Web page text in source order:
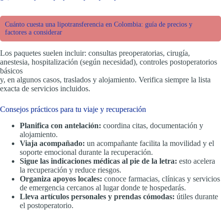
Cuánto cuesta una lipotransferencia en Colombia: guía de precios y
factores a considerar
Los paquetes suelen incluir: consultas preoperatorias, cirugía,
anestesia, hospitalización (según necesidad), controles postoperatorios
básicos
y, en algunos casos, traslados y alojamiento. Verifica siempre la lista
exacta de servicios incluidos.
Consejos prácticos para tu viaje y recuperación
Planifica con antelación: coordina citas, documentación y
alojamiento.
Viaja acompañado: un acompañante facilita la movilidad y el
soporte emocional durante la recuperación.
Sigue las indicaciones médicas al pie de la letra: esto acelera
la recuperación y reduce riesgos.
Organiza apoyos locales: conoce farmacias, clínicas y servicios
de emergencia cercanos al lugar donde te hospedarás.
Lleva artículos personales y prendas cómodas: útiles durante
el postoperatorio.